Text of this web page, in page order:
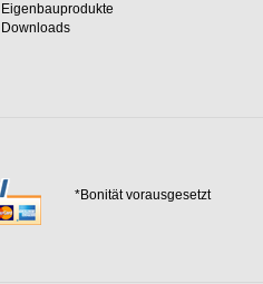
Eigenbauprodukte
Downloads
*Bonität vorausgesetzt